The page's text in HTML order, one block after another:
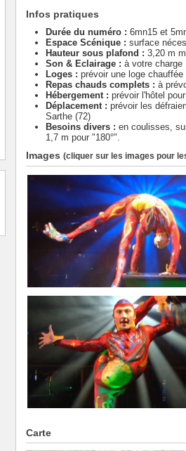
Infos pratiques
Durée du numéro : 6mn15 et
Espace Scénique : surface
Hauteur sous plafond : 3,20 m
Son & Eclairage : à votre charge
Loges : prévoir une loge
Repas chauds complets : à
Hébergement : prévoir l'hôtel
Déplacement : prévoir les
Sarthe (72)
Besoins divers : en coulisses,
1,7 m pour "180°".
Images (cliquer sur les images pour
Carte